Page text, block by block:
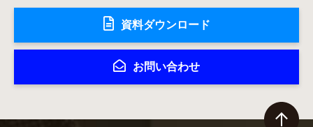
資料ダウンロード
お問い合わせ